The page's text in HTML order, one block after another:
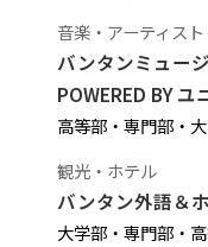
音楽・アーティス
バンタンミュー
POWERED BY
高等部・専門部・
観光・ホテル
バンタン外語＆
大学部・専門部・